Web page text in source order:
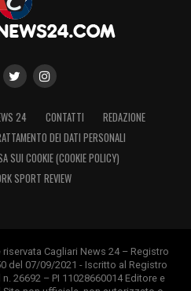
24 CONTATTI
REDAZIONE
DEI DATI PERSONALI
SUI COOKIE (COOKIE POLICY)
SPORT REVIEW
Cagliari News 24 – Registro
del 07/09/2021 - Iscritto al Registro
26692 – PI 11028660014 Editore e